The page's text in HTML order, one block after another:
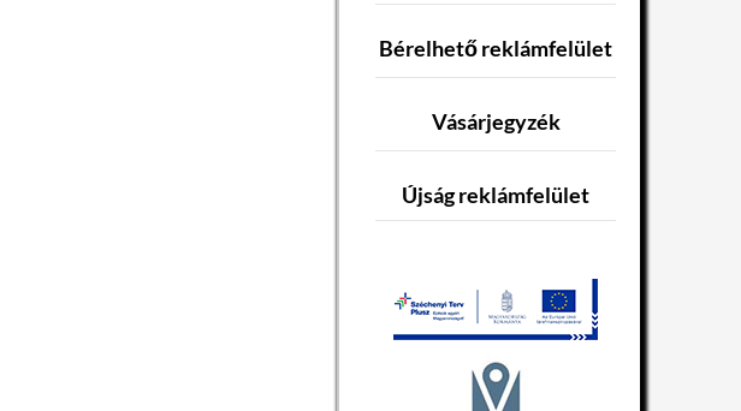
Bérelhető reklámfelület
Vásárjegyzék
Újság reklámfelület